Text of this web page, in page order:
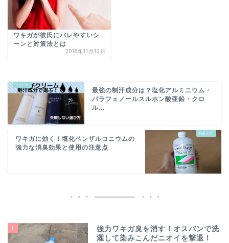
ワキガが彼氏にバレやすいシ
ーンと対策法とは
2018年11月12日
最強の制汗成分は？塩化アルミニウム・
パラフェノールスルホン酸亜鉛・クロ
ル...
ワキガに効く！塩化ベンザルコニウムの
強力な消臭効果と使用の注意点
1
強力ワキガ臭を消す！オスバンで洗
濯して染みこんだニオイを撃退！